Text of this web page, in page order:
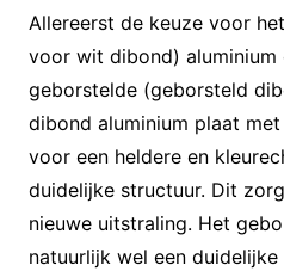
Allereerst de keuze voor
voor wit dibond)
geborstelde (geborsteld
dibond aluminium plaat
voor een heldere en
duidelijke structuur. Dit
nieuwe uitstraling. Het
natuurlijk wel een